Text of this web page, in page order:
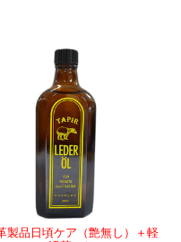
製品日頃ケア（艶無し）＋軽